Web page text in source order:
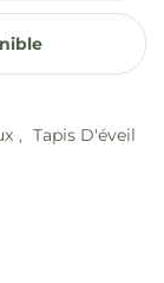
, Tapis D'éveil